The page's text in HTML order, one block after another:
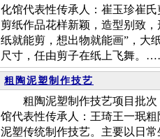
化馆代表性传承人：崔玉珍崔
剪纸作品花样新颖，造型别致
纸就能剪，想出物就能画”，大
尺寸，任由剪子在纸上飞舞。
粗陶泥塑制作技艺
粗陶泥塑制作技艺项目批次
馆代表性传承人：王琦王一珉
泥塑传统制作技艺。主要以日